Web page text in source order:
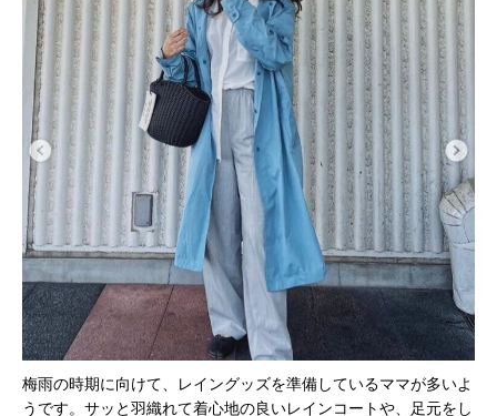
梅雨の時期に向けて、レイングッズを準備しているママが多いよ
うです。サッと羽織れて着心地の良いレインコートや、足元をし